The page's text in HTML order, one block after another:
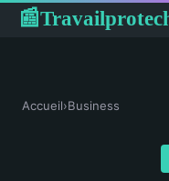
📰
Accueil›Business